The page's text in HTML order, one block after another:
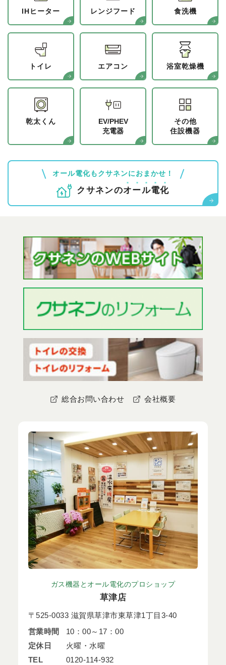
IHヒーター レンジフード 食洗機
トイレ エアコン 浴室乾燥機
乾太くん
EV/PHEV
充電器
その他
住設機器
オール電化もクサネンにおまかせ！
クサネンのオール電化
総合お問い合わせ 会社概要
ガス機器とオール電化のプロショップ
草津店
〒525-0033 滋賀県草津市東草津1丁目3-40
営業時間
10：00～17：00
定休日
火曜・水曜
TEL
0120-114-932